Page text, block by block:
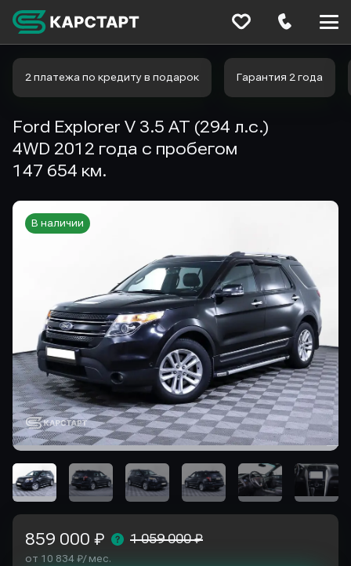
2 платежа по кредиту в подарок Гарантия 2 года
Ford Explorer V 3.5 AT (294 л.с.)
4WD 2012 года с пробегом
147 654 км.
В наличии
859 000 ₽ 1 059 000 ₽
от 10 834 ₽/ мес.